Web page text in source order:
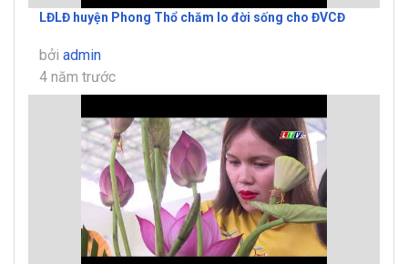
LĐLĐ huyện Phong Thổ chăm lo đời sống cho ĐVCĐ
bởi admin
4 năm trước